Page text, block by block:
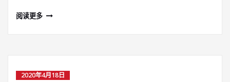
阅读更多
2020年4月18日